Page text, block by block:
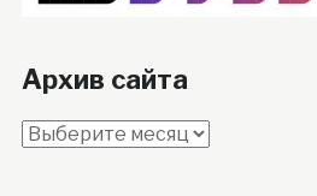
Архив сайта
Архив